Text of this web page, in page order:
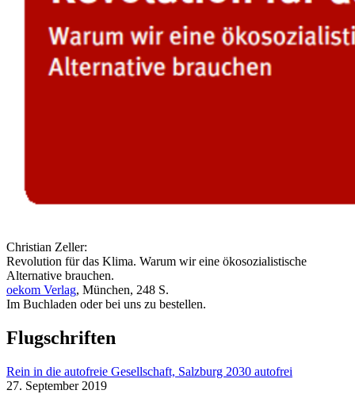
Christian Zeller:
Revolution für das Klima. Warum wir eine ökosozialistische
Alternative brauchen.
oekom Verlag, München, 248 S.
Im Buchladen oder bei uns zu bestellen.
Flugschriften
Rein in die autofreie Gesellschaft, Salzburg 2030 autofrei
27. September 2019